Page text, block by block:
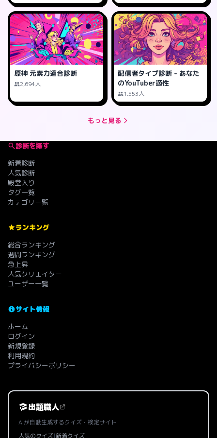
原神 元素力適合診断
2,694人
配信者タイプ診断 - あなた
のYouTuber適性
1,553人
もっと見る
診断を探す
新着診断
人気診断
殿堂入り
タグ一覧
カテゴリ一覧
ランキング
総合ランキング
週間ランキング
急上昇
人気クリエイター
ユーザー一覧
サイト情報
ホーム
ログイン
新規登録
利用規約
プライバシーポリシー
出題職人
AIが自動生成するクイズ・検定サイト
人気のクイズ|新着クイズ